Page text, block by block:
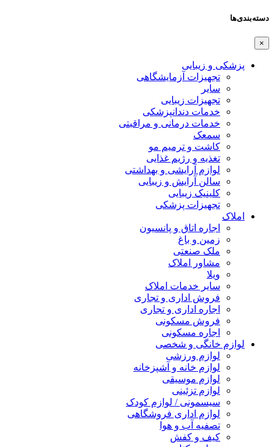
دسته‌بندی‌ها
×
پزشکی و زیبایی
تجهیزات آزمایشگاهی
سایر
تجهیزات زیبایی
خدمات دندانپزشکی
خدمات درمانی و مراقبتی
سمعک
کاشت و ترمیم مو
تغذیه و رژیم غذایی
لوازم آرایشی و بهداشتی
سالن آرایش و زیبایی
کلینیک زیبایی
تجهیزات پزشکی
املاک
اجاره اتاق و پانسیون
زمین و باغ
ملک صنعتی
مشاور املاک
ویلا
سایر خدمات املاک
فروش اداری و تجاری
اجاره اداری و تجاری
فروش مسکونی
اجاره مسکونی
لوازم خانگی و شخصی
لوازم ورزشی
لوازم خانه و آشپزخانه
لوازم موسیقی
لوازم تزئینی
سیسمونی / لوازم کودک
لوازم اداری فروشگاهی
تصفیه آب و هوا
کیف و کفش